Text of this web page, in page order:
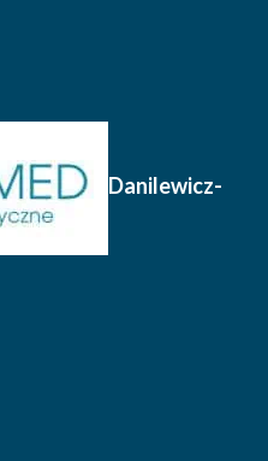
Danilewicz-